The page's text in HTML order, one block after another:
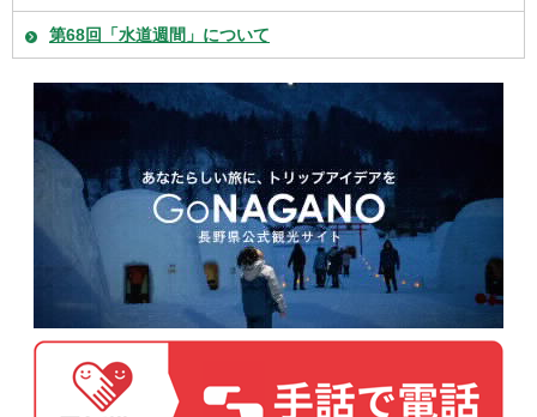
第68回「水道週間」について